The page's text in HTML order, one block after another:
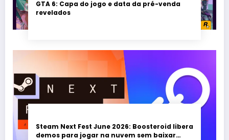
GTA 6: Capa do jogo e data da pré-venda
revelados
Steam Next Fest June 2026: Boosteroid libera
demos para jogar na nuvem sem baixar